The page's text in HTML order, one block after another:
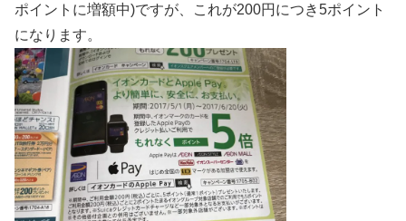
ポイントに増額中)ですが、これが200円につき5ポイント
になります。